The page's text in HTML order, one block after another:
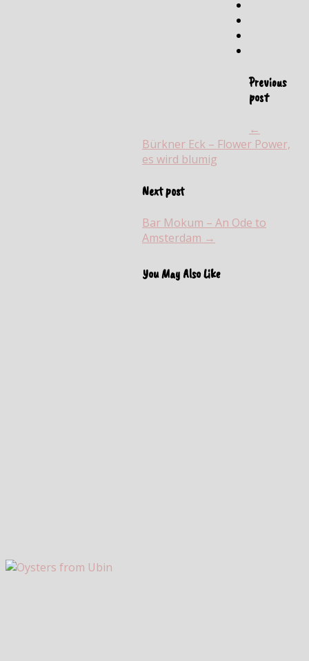
Previous
post
←
Bürkner Eck – Flower Power,
es wird blumig
Next post
Bar Mokum – An Ode to
Amsterdam →
You May Also Like